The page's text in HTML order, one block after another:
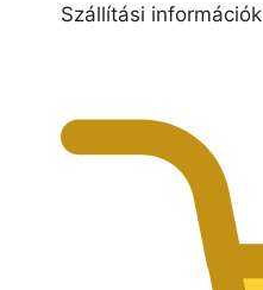
Szállítási információk